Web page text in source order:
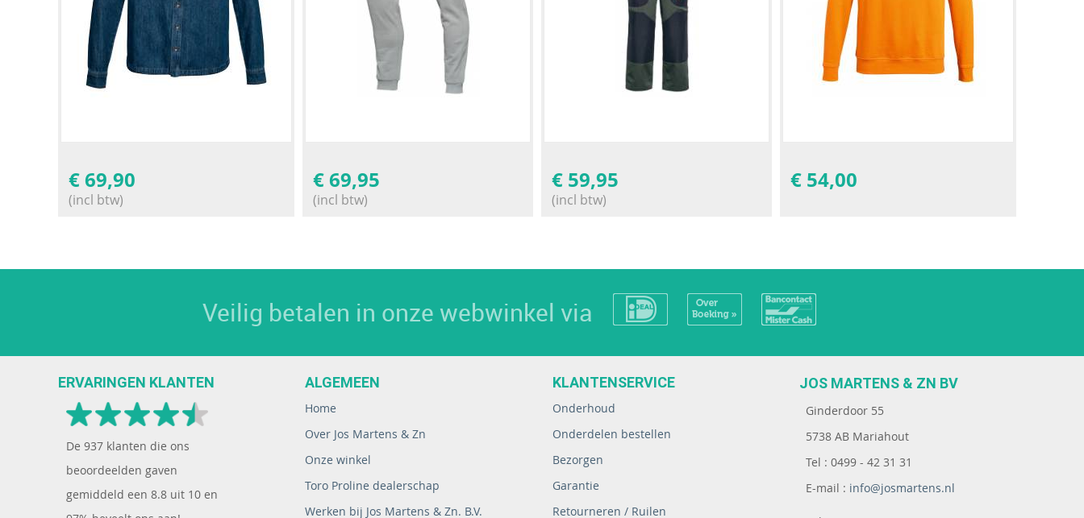
€69,90
(incl btw)
€69,95
(incl btw)
€ 59,95
(incl btw)
€ 54,00
Veilig betalen in onze webwinkel via
ERVARINGEN KLANTEN
De 937 klanten die ons
beoordeelden gaven
gemiddeld een 8.8 uit 10 en
ALGEMEEN
Home
Over Jos Martens & Zn
Onze winkel
Toro Proline dealerschap
Werken bij Jos Martens & Zn. B.V.
KLANTENSERVICE
Onderhoud
Onderdelen bestellen
Bezorgen
Garantie
Retourneren / Ruilen
JOS MARTENS & ZN BV
Ginderdoor 55
5738 AB Mariahout
Tel : 0499 - 42 31 31
E-mail : info@josmartens.nl